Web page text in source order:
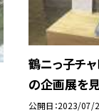
鶴ニっ子チ
の企画展を見
公開日 2023/07/